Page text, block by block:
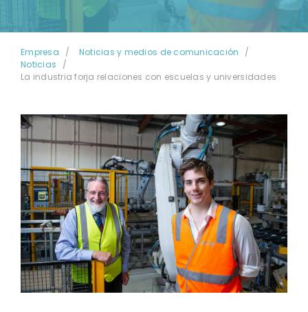
Empresa
Noticias y medios de comunicación
Noticias
La industria forja relaciones con escuelas y universidades